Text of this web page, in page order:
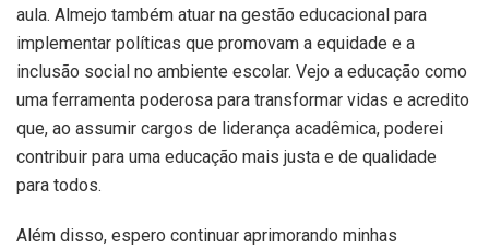
aula. Almejo também atuar na gestão educacional para
implementar políticas que promovam a equidade e a
inclusão social no ambiente escolar. Vejo a educação como
uma ferramenta poderosa para transformar vidas e acredito
que, ao assumir cargos de liderança acadêmica, poderei
contribuir para uma educação mais justa e de qualidade
para todos.
Além disso, espero continuar aprimorando minhas